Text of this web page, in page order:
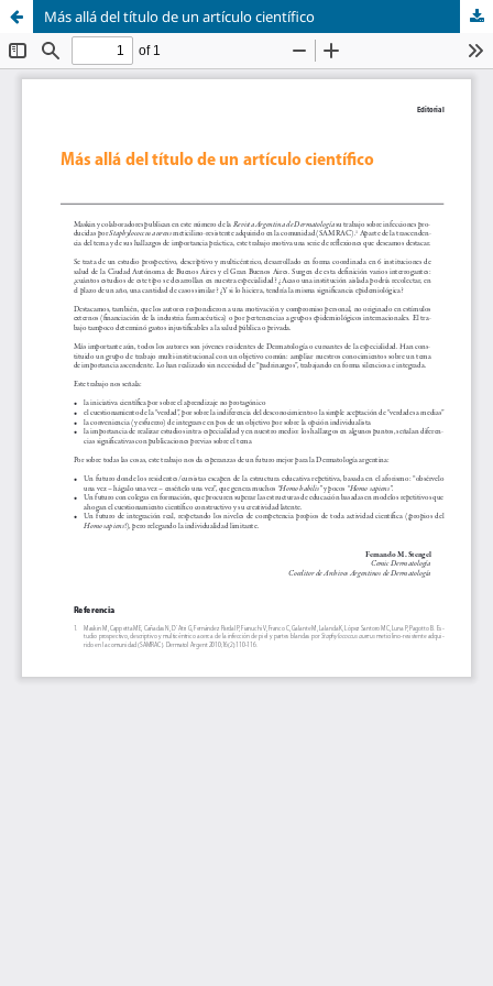
Más allá del título de un artículo científico